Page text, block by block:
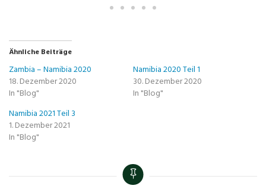
Ähnliche Beiträge
Zambia – Namibia 2020
18. Dezember 2020
In "Blog"
Namibia 2020 Teil 1
30. Dezember 2020
In "Blog"
Namibia 2021 Teil 3
1. Dezember 2021
In "Blog"